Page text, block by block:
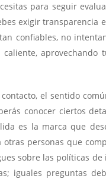
para seguir
exigir transparencia
confiables, no
aprovechando
el sentido
conocer ciertos
es la marca que
otras personas que
sobre las políticas
iguales preguntas